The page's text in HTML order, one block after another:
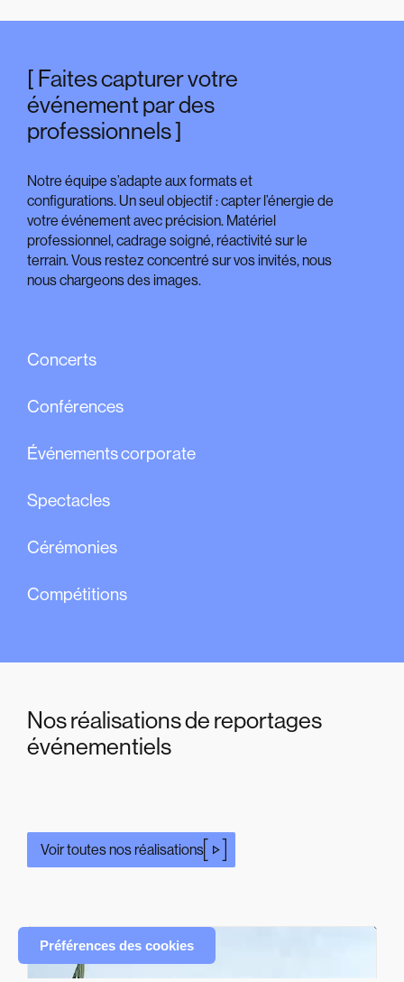
Préférences des cookies
Faites capturer votre
événement par des
professionnels
Notre équipe s’adapte aux formats et
configurations. Un seul objectif : capter l’énergie de
votre événement avec précision. Matériel
professionnel, cadrage soigné, réactivité sur le
terrain. Vous restez concentré sur vos invités, nous
nous chargeons des images.
Concerts
Conférences
Événements corporate
Spectacles
Cérémonies
Compétitions
Nos réalisations de reportages
événementiels
Voir toutes nos réalisations